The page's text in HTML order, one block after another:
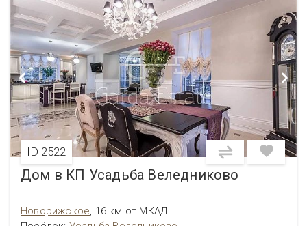
ID 2522
Дом в КП Усадьба Веледниково
Новорижское, 16 км от МКАД